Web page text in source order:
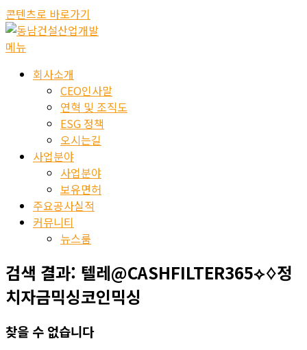
콘텐츠로 바로가기
메뉴
회사소개
CEO인사말
연혁 및 조직도
ESG 정책
오시는길
사업분야
사업분야
보유면허
주요공사실적
커뮤니티
뉴스룸
검색 결과: 텔레@CASHFILTER365⟡♢정
치자금믹싱코인믹싱
찾을 수 없습니다